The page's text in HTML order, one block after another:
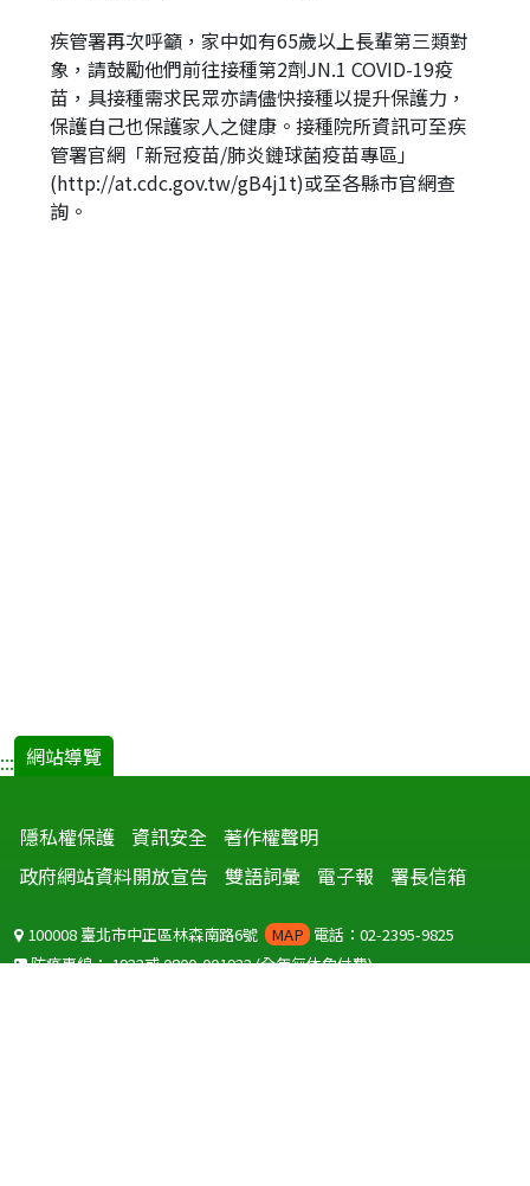
疾管署再次呼籲，家中如有65歲以上長輩第三類對
象，請鼓勵他們前往接種第2劑JN.1 COVID-19疫
苗，具接種需求民眾亦請儘快接種以提升保護力，
保護自己也保護家人之健康。接種院所資訊可至疾
管署官網「新冠疫苗/肺炎鏈球菌疫苗專區」
(http://at.cdc.gov.tw/gB4j1t)或至各縣市官網查
詢。
::: 網站導覽
隱私權保護 資訊安全 著作權聲明
政府網站資料開放宣告
雙語詞彙 電子報 署長信箱
100008 臺北市中正區林森南路6號 MAP 電話：02-2395-9825
防疫專線：1922或0800-001922(全年無休免付費)